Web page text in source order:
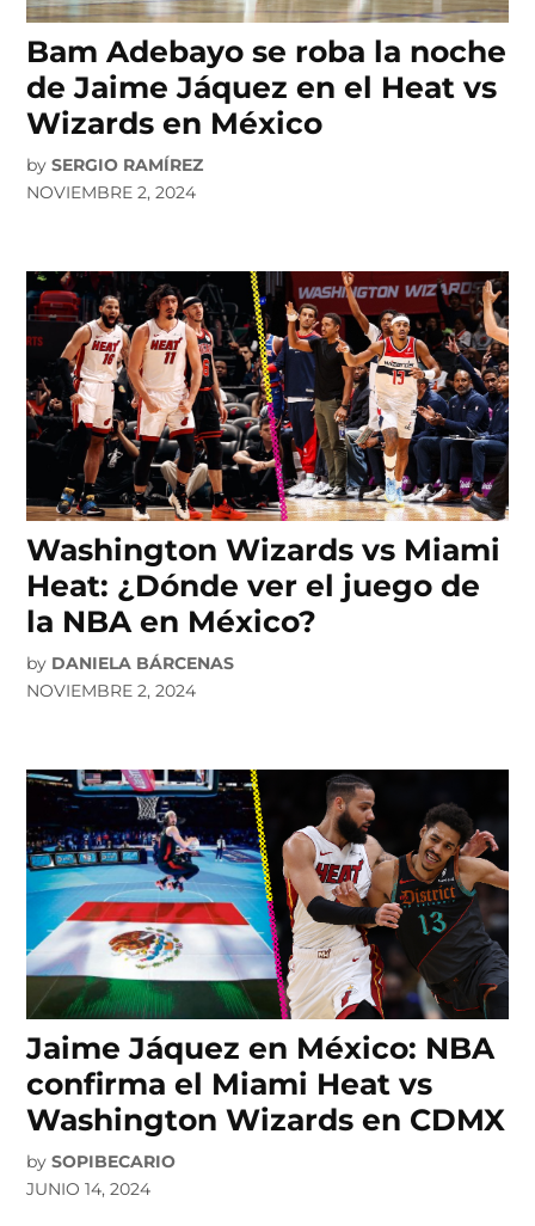
Bam Adebayo se roba la noche
de Jaime Jáquez en el Heat vs
Wizards en México
by SERGIO RAMÍREZ
NOVIEMBRE 2, 2024
Washington Wizards vs Miami
Heat: ¿Dónde ver el juego de
la NBA en México?
by DANIELA BÁRCENAS
NOVIEMBRE 2, 2024
Jaime Jáquez en México: NBA
confirma el Miami Heat vs
Washington Wizards en CDMX
by SOPIBECARIO
JUNIO 14, 2024